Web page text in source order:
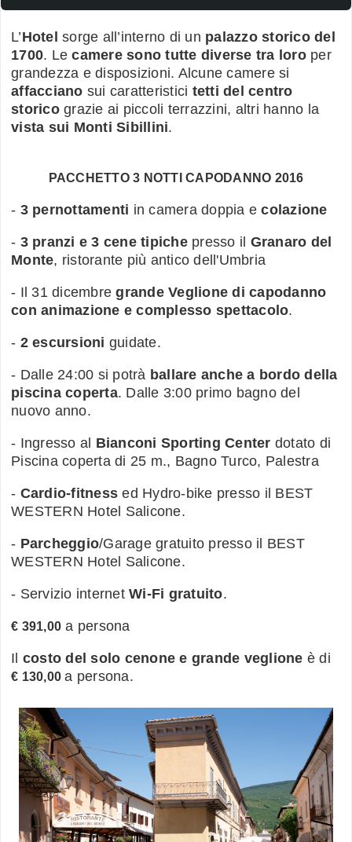
L’Hotel sorge all’interno di un palazzo storico del
1700. Lecamere sono tutte diverse tra loroper
grandezza e disposizioni. Alcune camere si
affacciano sui caratteristici tetti del centro
storicograzie ai piccoli terrazzini, altri hanno la
vista sui Monti Sibillini.
PACCHETTO 3 NOTTI CAPODANNO 2016
- 3 pernottamenti in camera doppia ecolazione
- 3 pranzi e 3 cene tipichepresso il Granaro del
Monte, ristorante più antico dell'Umbria
- Il 31 dicembregrande Veglione di capodanno
con animazione e complesso spettacolo.
- 2 escursioni guidate.
- Dalle 24:00 si potrà ballare anche a bordo della
piscina coperta. Dalle 3:00 primo bagno del
nuovo anno.
- Ingresso al Bianconi Sporting Center dotato di
Piscina coperta di 25 m., Bagno Turco, Palestra
- Cardio-fitness ed Hydro-bike presso il BEST
WESTERN Hotel Salicone.
- Parcheggio/Garage gratuito presso il BEST
WESTERN Hotel Salicone.
- Servizio internetWi-Fi gratuito.
€ 391,00 a persona
Il costo del solo cenone e grande veglione è di
€ 130,00a persona.